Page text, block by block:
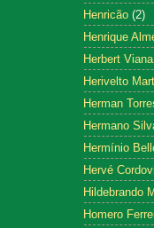
Henricão (2)
Henrique
Herbert Viana
Herivelto
Herman
Hermano
Hermínio
Hervé
Hildebrando
Homero